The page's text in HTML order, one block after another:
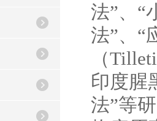
法”、 “
法”、 “
（
印度腥
法”等